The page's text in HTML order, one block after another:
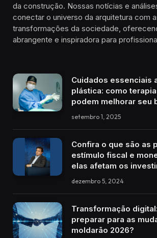
da construção. Nossas notícias e
conectar o universo da arquitetura com
transformações da sociedade,
abrangente e inspiradora para
Cuidados essenciais
plástica: como
podem melhorar seu
setembro 1, 2025
Confira o que são as
estímulo fiscal e
elas afetam os
dezembro 5, 2024
Transformação
preparar para as
moldarão 2026?